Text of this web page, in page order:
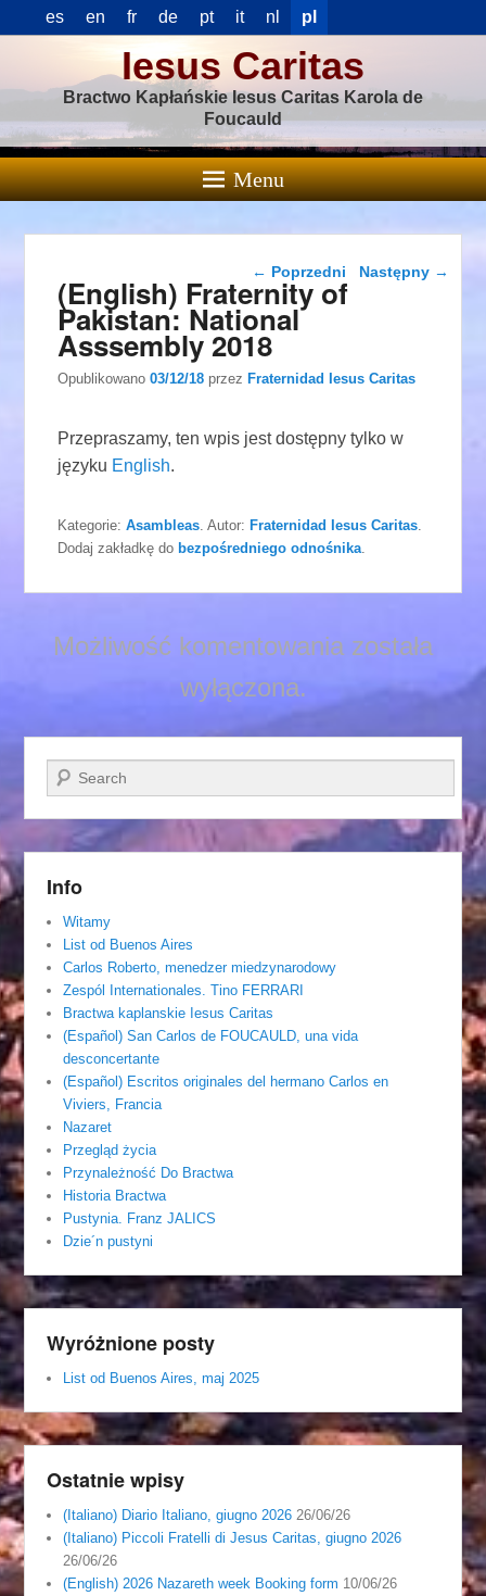
es en fr de pt it nl pl
Iesus Caritas
Bractwo Kapłańskie Iesus Caritas Karola de
Foucauld
Menu
Nawigacja wpisu
← Poprzedni Następny →
(English) Fraternity of
Pakistan: National
Asssembly 2018
Opublikowano03/12/18 przezFraternidad Iesus Caritas
Przepraszamy, ten wpis jest dostępny tylko w
języku English.
Kategorie:Asambleas . Autor:Fraternidad Iesus Caritas
Dodaj zakładkę do bezpośredniego odnośnika
Możliwość komentowania została
wyłączona.
Szukaj
Info
Witamy
List od Buenos Aires
Carlos Roberto, menedzer miedzynarodowy
Zespól Internationales. Tino FERRARI
Bractwa kaplanskie Iesus Caritas
(Español) San Carlos de FOUCAULD, una vida
desconcertante
(Español) Escritos originales del hermano Carlos en
Viviers, Francia
Nazaret
Przegląd życia
Przynależność Do Bractwa
Historia Bractwa
Pustynia. Franz JALICS
Dzie´n pustyni
Wyróżnione posty
List od Buenos Aires, maj 2025
Ostatnie wpisy
(Italiano) Diario Italiano, giugno 2026 26/06/26
(Italiano) Piccoli Fratelli di Jesus Caritas, giugno 2026
26/06/26
(English) 2026 Nazareth week Booking form 10/06/26